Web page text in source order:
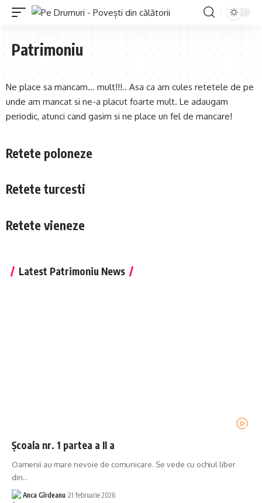
Patrimoniu
Ne place sa mancam… mult!!!.. Asa ca am cules retetele de pe
unde am mancat si ne-a placut foarte mult. Le adaugam
periodic, atunci cand gasim si ne place un fel de mancare!
Retete poloneze
Retete turcesti
Retete vieneze
Latest Patrimoniu News
Școala nr. 1 partea a II a
Oamenii au mare nevoie de comunicare. Se vede cu ochiul liber
din…
Anca Gîrdeanu 21 februarie 2026